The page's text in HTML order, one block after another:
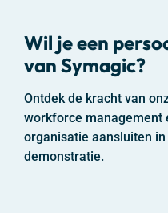
Wil je een
van Symagic?
Ontdek de kracht van
workforce management
organisatie aansluiten
demonstratie.